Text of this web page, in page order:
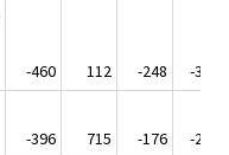
-460 112 -248
-323
-396 715 -176
-252